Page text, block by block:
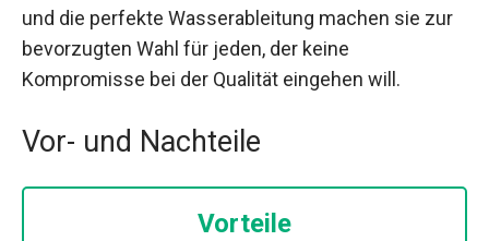
und die perfekte Wasserableitung machen sie zur
bevorzugten Wahl für jeden, der keine
Kompromisse bei der Qualität eingehen will.
Vor- und Nachteile
Vorteile